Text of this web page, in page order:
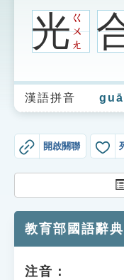
生字詞彙表
成語故事
索引選單
單字索引
光ㄍ
ㄨ
ㄤ
漢語拼音
開啟關聯
教育部國語辭
注音：